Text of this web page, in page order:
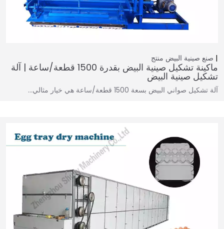
صنع صينية البيض منتج
ماكينة تشكيل صينية البيض بقدرة 1500 قطعة/ساعة | آلة
تشكيل صينية البيض
آلة تشكيل صواني البيض بسعة 1500 قطعة/ساعة هي خيار مثالي…